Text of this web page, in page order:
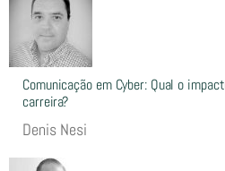
Comunicação em Cyber: Qual o
carreira?
Denis Nesi